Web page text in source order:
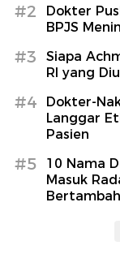
#2
Dokter
BPJS
#3
Siapa
RI yang
#4
Dokter-
Langgar
Pasien
#5
10 Nama
Masuk
Bertambah